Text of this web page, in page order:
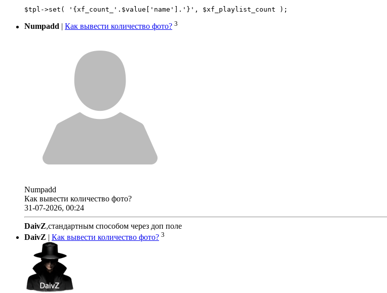
Numpadd Как вывести количество фото? 3
Numpadd
Как вывести количество фото?
31-07-2026, 00:24
DaivZ,стандартным способом через доп поле
DaivZ | Как вывести количество фото? 3